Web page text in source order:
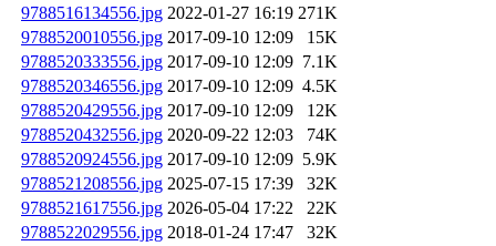
9788516134556.jpg 2022-01-27 16:19 271K
9788520010556.jpg 2017-09-10 12:09
15K
9788520333556.jpg 2017-09-10 12:09 7.1K
9788520346556.jpg 2017-09-10 12:09 4.5K
9788520429556.jpg 2017-09-10 12:09
12K
9788520432556.jpg 2020-09-22 12:03
74K
9788520924556.jpg 2017-09-10 12:09 5.9K
9788521208556.jpg 2025-07-15 17:39
32K
9788521617556.jpg 2026-05-04 17:22
22K
9788522029556.jpg 2018-01-24 17:47
32K